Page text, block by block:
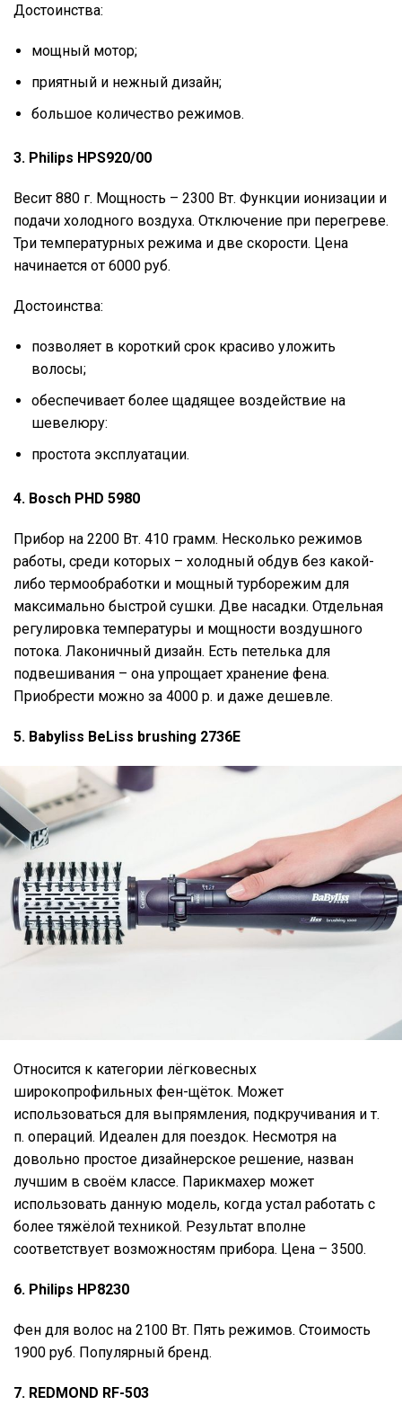
Достоинства:
мощный мотор;
приятный и нежный дизайн;
большое количество режимов.
3. Philips HPS920/00
Весит 880 г. Мощность – 2300 Вт. Функции ионизации и
подачи холодного воздуха. Отключение при перегреве.
Три температурных режима и две скорости. Цена
начинается от 6000 руб.
Достоинства:
позволяет в короткий срок красиво уложить
волосы;
обеспечивает более щадящее воздействие на
шевелюру:
простота эксплуатации.
4. Bosch PHD 5980
Прибор на 2200 Вт. 410 грамм. Несколько режимов
работы, среди которых – холодный обдув без какой-
либо термообработки и мощный турборежим для
максимально быстрой сушки. Две насадки. Отдельная
регулировка температуры и мощности воздушного
потока. Лаконичный дизайн. Есть петелька для
подвешивания – она упрощает хранение фена.
Приобрести можно за 4000 р. и даже дешевле.
5. Babyliss BeLiss brushing 2736E
Относится к категории лёгковесных
широкопрофильных фен-щёток. Может
использоваться для выпрямления, подкручивания и т.
п. операций. Идеален для поездок. Несмотря на
довольно простое дизайнерское решение, назван
лучшим в своём классе. Парикмахер может
использовать данную модель, когда устал работать с
более тяжёлой техникой. Результат вполне
соответствует возможностям прибора. Цена – 3500.
6. Philips HP8230
Фен для волос на 2100 Вт. Пять режимов. Стоимость
1900 руб. Популярный бренд.
7. REDMOND RF-503